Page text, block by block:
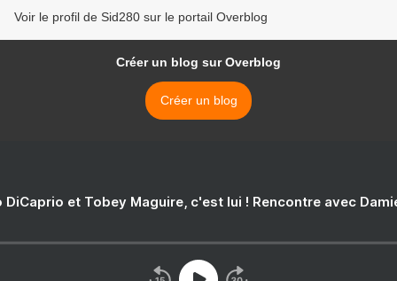
Voir le profil de Sid280 sur le portail Overblog
Créer un blog sur Overblog
Créer un blog
DiCaprio et Tobey Maguire, c'est lui ! Rencontre avec